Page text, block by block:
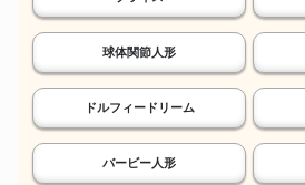
球体関節人形
ドルフィードリーム
バービー人形